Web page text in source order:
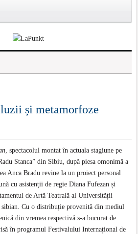
și metamorfoze
, spectacolul montat în actuala stagiune pe
Stanca” din Sibiu, după piesa omonimă a
Anca Bradu revine la un proiect personal
cu asistenții de regie Diana Fufezan și
de Artă Teatrală al Universității
Cu o distribuție provenită din mediul
din vremea respectivă s-a bucurat de
în programul Festivalului Internațional de